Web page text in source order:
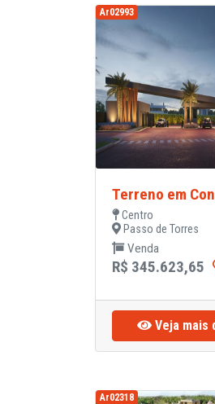
Ar02993
Terreno em
Centro
Passo de Torres
Venda
R$ 345.623,65
Veja mais
Ar02318